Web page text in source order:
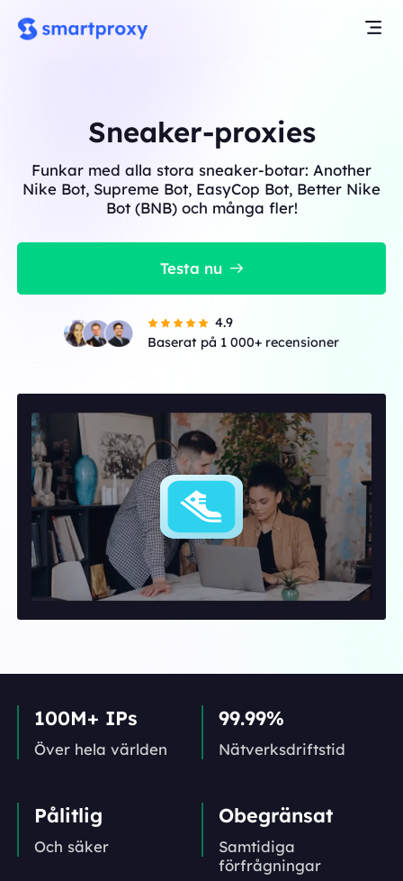
Sneaker-proxies
Funkar med alla stora sneaker-botar: Another
Nike Bot, Supreme Bot, EasyCop Bot, Better Nike
Bot (BNB) och många fler!
Testa nu
4.9
Baserat på 1 000+ recensioner
100M+ IPs
Över hela världen
99.99%
Nätverks­driftstid
Pålitlig
Och säker
Obegränsat
Samtidiga
förfrågningar